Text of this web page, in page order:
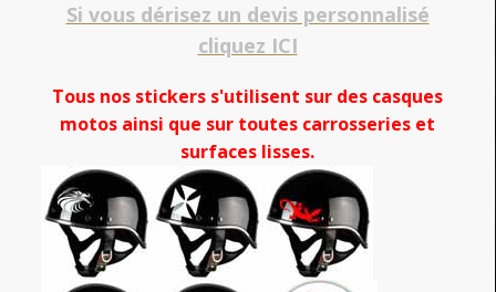
Si vous dérisez un devis personnalisé
cliquez ICI
Tous nos stickers s'utilisent sur des casques
motos ainsi que sur toutes carrosseries et
surfaces lisses.